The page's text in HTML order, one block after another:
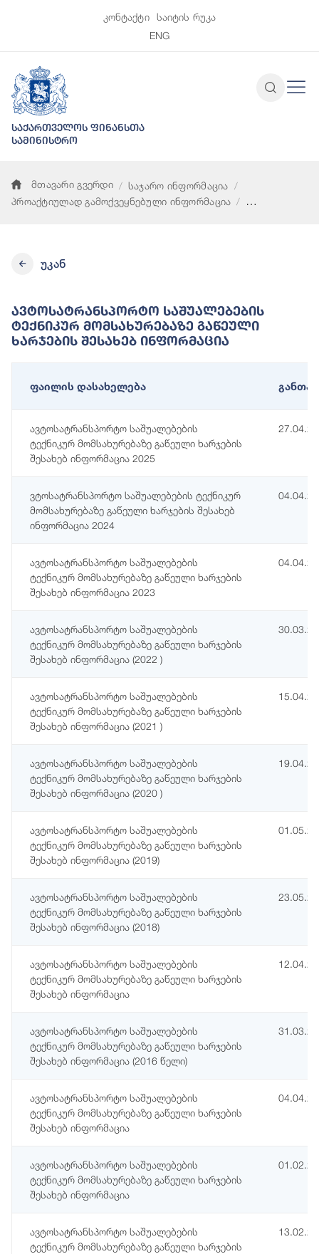
კონტაქტი
საიტის რუკა
ENG
საქართველოს ფინანსთა
სამინისტრო
მთავარი გვერდი
საჯარო ინფორმაცია
პროაქტიულად გამოქვეყნებული ინფორმაცია
უკან
Ავტოსატრანსპორტო Საშუალებების
Ტექნიკურ Მომსახურებაზე Გაწეული
Ხარჯების Შესახებ Ინფორმაცია
ფაილის დასახელება
ავტოსატრანსპორტო საშუალებების
ტექნიკურ მომსახურებაზე გაწეული ხარჯების
შესახებ ინფორმაცია 2025
ვტოსატრანსპორტო საშუალებების ტექნიკურ
მომსახურებაზე გაწეული ხარჯების შესახებ
ინფორმაცია 2024
ავტოსატრანსპორტო საშუალებების
ტექნიკურ მომსახურებაზე გაწეული ხარჯების
შესახებ ინფორმაცია 2023
ავტოსატრანსპორტო საშუალებების
ტექნიკურ მომსახურებაზე გაწეული ხარჯების
შესახებ ინფორმაცია (2022 )
ავტოსატრანსპორტო საშუალებების
ტექნიკურ მომსახურებაზე გაწეული ხარჯების
შესახებ ინფორმაცია (2021 )
ავტოსატრანსპორტო საშუალებების
ტექნიკურ მომსახურებაზე გაწეული ხარჯების
შესახებ ინფორმაცია (2020 )
ავტოსატრანსპორტო საშუალებების
ტექნიკურ მომსახურებაზე გაწეული ხარჯების
შესახებ ინფორმაცია (2019)
ავტოსატრანსპორტო საშუალებების
ტექნიკურ მომსახურებაზე გაწეული ხარჯების
შესახებ ინფორმაცია (2018)
ავტოსატრანსპორტო საშუალებების
ტექნიკურ მომსახურებაზე გაწეული ხარჯების
შესახებ ინფორმაცია
ავტოსატრანსპორტო საშუალებების
ტექნიკურ მომსახურებაზე გაწეული ხარჯების
შესახებ ინფორმაცია (2016 წელი)
ავტოსატრანსპორტო საშუალებების
ტექნიკურ მომსახურებაზე გაწეული ხარჯების
შესახებ ინფორმაცია
ავტოსატრანსპორტო საშუალებების
ტექნიკურ მომსახურებაზე გაწეული ხარჯების
შესახებ ინფორმაცია
ავტოსატრანსპორტო საშუალებების
ტექნიკურ მომსახურებაზე გაწეული ხარჯების